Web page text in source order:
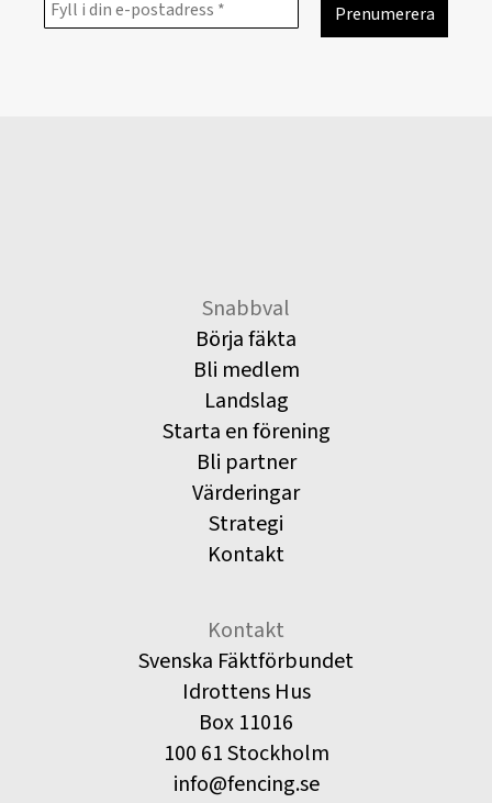
Snabbval
Börja fäkta
Bli medlem
Landslag
Starta en förening
Bli partner
Värderingar
Strategi
Kontakt
Kontakt
Svenska Fäktförbundet
Idrottens Hus
Box 11016
100 61 Stockholm
info@fencing.se